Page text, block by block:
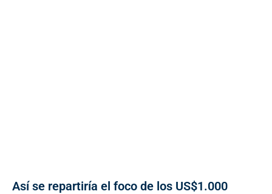
Así se repartiría el foco de los US$1.000